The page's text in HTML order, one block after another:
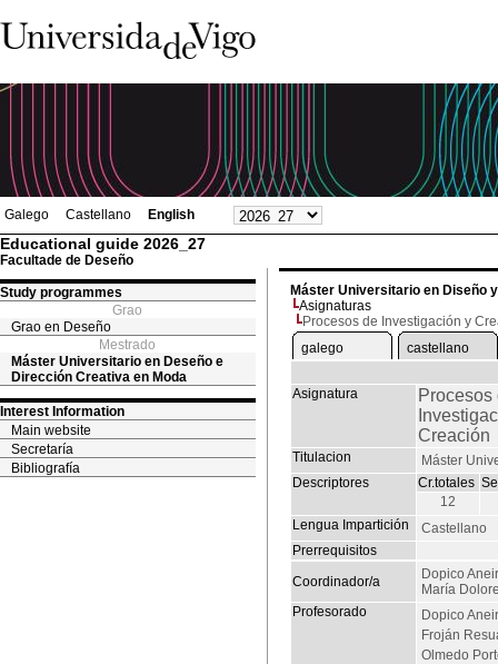
Galego Castellano English
Educational guide 2026_27
Facultade de Deseño
Study programmes
Grao
Grao en Deseño
Mestrado
Máster Universitario en Deseño e
Dirección Creativa en Moda
Interest Information
Main website
Secretaría
Bibliografía
Máster Universitario en Diseño
Asignaturas
Procesos de Investigación y
galego
castellano
Asignatura
Procesos
Creación
Titulacion
Máster
Descriptores
Cr.totales
12
Lengua Impartición
Castellano
Prerrequisitos
Coordinador/a
Dopico
María
Profesorado
Dopico
Froján
Olmedo